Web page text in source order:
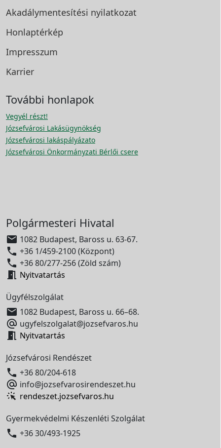
Akadálymentesítési nyilatkozat
Honlaptérkép
Impresszum
Karrier
További honlapok
Vegyél részt!
Józsefvárosi Lakásügynökség
Józsefvárosi lakáspályázato
Józsefvárosi Önkormányzati Bérlői csere
Polgármesteri Hivatal
 1082 Budapest, Baross u. 63-67.
 +36 1/459-2100 (Központ)
 +36 80/277-256 (Zöld szám)
 Nyitvatartás
Ügyfélszolgálat
 1082 Budapest, Baross u. 66–68.
 ugyfelszolgalat@jozsefvaros.hu
 Nyitvatartás
Józsefvárosi Rendészet
 +36 80/204-618
 info@jozsefvarosirendeszet.hu
rendeszet.jozsefvaros.hu
Gyermekvédelmi Készenléti Szolgálat
 +36 30/493-1925